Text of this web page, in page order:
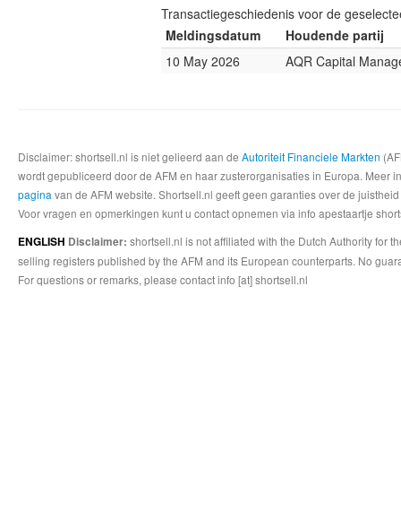
Transactiegeschiedenis voor de
Meldingsdatum
Houdende partij
10 May 2026
AQR Capital
Disclaimer: shortsell.nl is niet gelieerd aan de Autoriteit Financiele Markten
wordt gepubliceerd door de AFM en haar zusterorganisaties in Europa.
pagina van de AFM website. Shortsell.nl geeft geen garanties over de
Voor vragen en opmerkingen kunt u contact opnemen via info apestaartje
ENGLISH Disclaimer: shortsell.nl is not affiliated with the Dutch Authority for
selling registers published by the AFM and its European counterparts. No
For questions or remarks, please contact info [at] shortsell.nl